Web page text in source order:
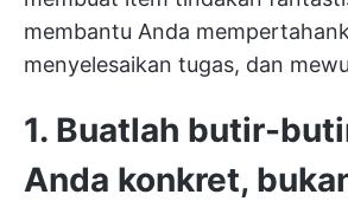
membantu Anda
menyelesaikan tugas, dan
1. Buatlah butir-
Anda konkret,